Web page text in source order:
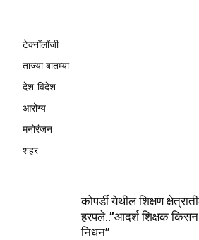
टेक्नॉलॉजी
ताज्या बातम्या
देश-विदेश
आरोग्य
मनोरंजन
शहर
कोपर्डी येथील शिक्षण
हरपले..”आदर्श शिक्षक
निधन”